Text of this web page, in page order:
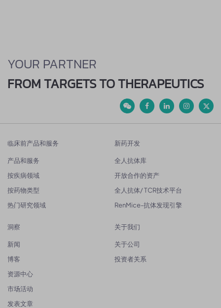
YOUR PARTNER
FROM TARGETS TO THERAPEUTICS
临床前产品和服务
产品和服务
按疾病领域
按药物类型
热门研究领域
新药开发
全人抗体库
开放合作的资产
全人抗体/ TCR技术平台
RenMice-抗体发现引擎
洞察
新闻
博客
资源中心
市场活动
发表文章
关于我们
关于公司
投资者关系